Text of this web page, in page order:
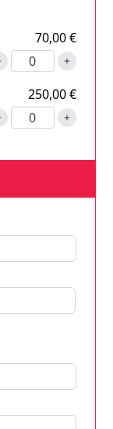
70,00 €
250,00 €